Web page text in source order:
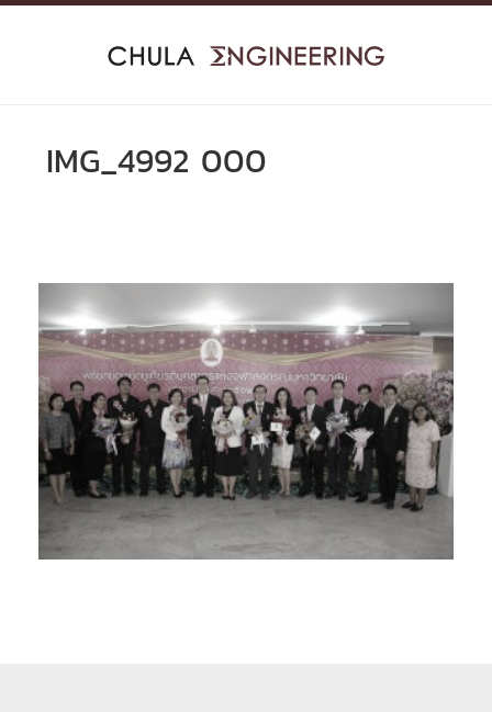
Skip
IMG_4992 000